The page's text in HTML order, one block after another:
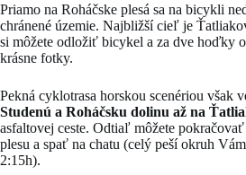
Priamo na Roháčske plesá sa na bicykli
chránené územie. Najbližší cieľ je
si môžete odložiť bicykel a za dve hoďky
krásne fotky.
Pekná cyklotrasa horskou scenériou však
Studenú a Roháčsku dolinu až na
asfaltovej ceste. Odtiaľ môžete
plesu a spať na chatu (celý peší okruh
2:15h).